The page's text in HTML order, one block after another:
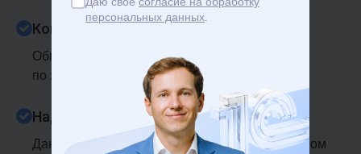
Конфиденциальность
Обмен данными осуществляется
по зашифрованным каналам связи
Надежные дата-центры
Данные хранятся в современном и защищенном
персональных данных.